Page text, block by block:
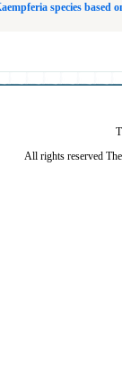
species based
All rights reserved